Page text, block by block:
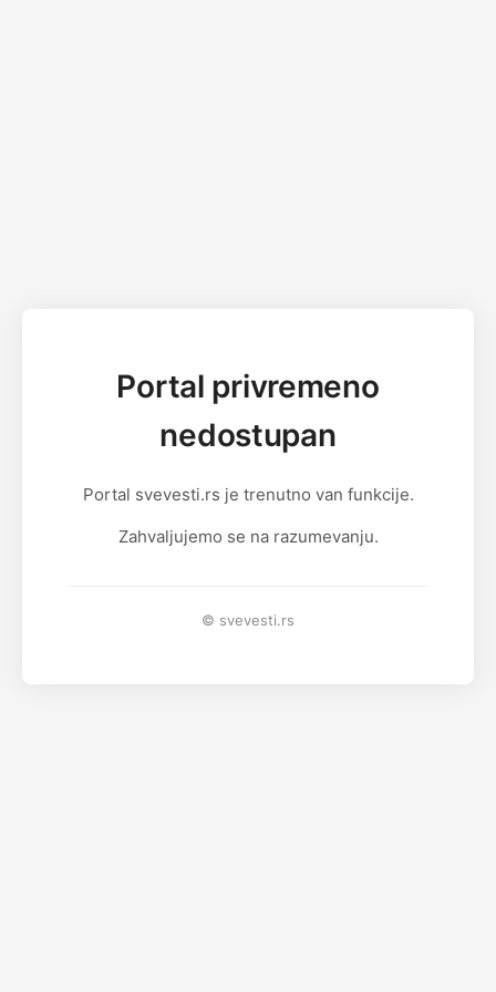
Portal privremeno
nedostupan
Portal svevesti.rs je trenutno van funkcije.
Zahvaljujemo se na razumevanju.
© svevesti.rs